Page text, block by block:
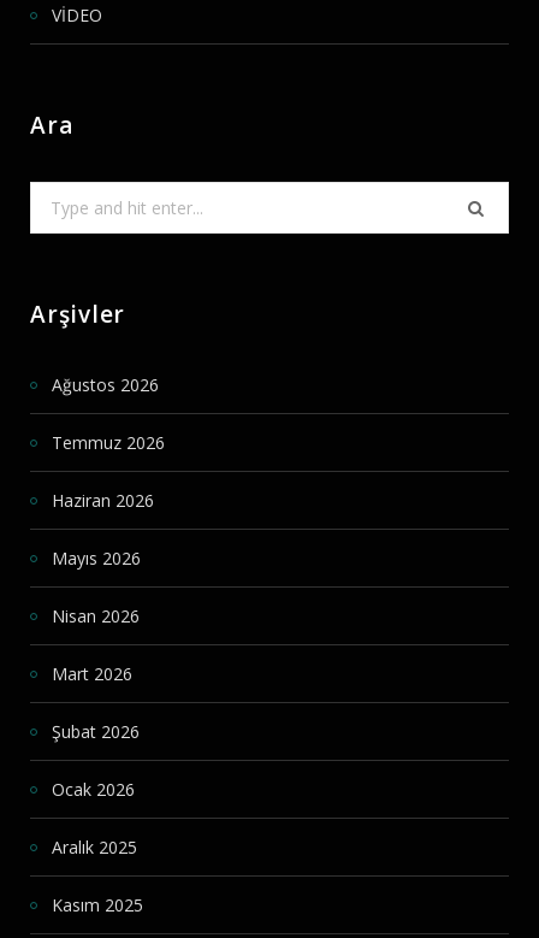
VİDEO
Ara
for:
Arşivler
Ağustos 2026
Temmuz 2026
Haziran 2026
Mayıs 2026
Nisan 2026
Mart 2026
Şubat 2026
Ocak 2026
Aralık 2025
Kasım 2025